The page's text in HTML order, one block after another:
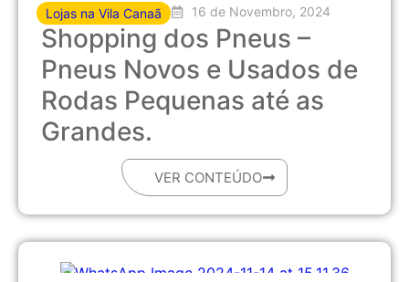
Lojas na Vila Canaã 16 de Novembro, 2024
Shopping dos Pneus –
Pneus Novos e Usados de
Rodas Pequenas até as
Grandes.
VER CONTEÚDO